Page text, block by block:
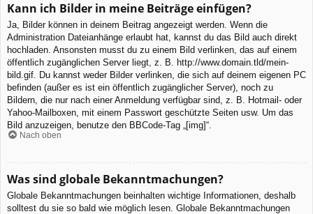
Kann ich Bilder in meine Beiträge einfügen?
Ja, Bilder können in deinem Beitrag angezeigt werden. Wenn die
Administration Dateianhänge erlaubt hat, kannst du das Bild auch direkt
hochladen. Ansonsten musst du zu einem Bild verlinken, das auf einem
öffentlich zugänglichen Server liegt, z. B. http://www.domain.tld/mein-
bild.gif. Du kannst weder Bilder verlinken, die sich auf deinem eigenen PC
befinden (außer es ist ein öffentlich zugänglicher Server), noch zu
Bildern, die nur nach einer Anmeldung verfügbar sind, z. B. Hotmail- oder
Yahoo-Mailboxen, mit einem Passwort geschützte Seiten usw. Um das
Bild anzuzeigen, benutze den BBCode-Tag „[img]“.
Nach oben
Was sind globale Bekanntmachungen?
Globale Bekanntmachungen beinhalten wichtige Informationen, deshalb
solltest du sie so bald wie möglich lesen. Globale Bekanntmachungen